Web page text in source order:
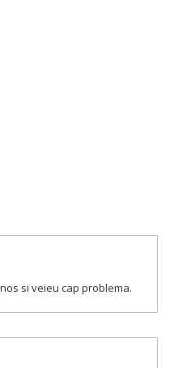
si veieu cap problema.